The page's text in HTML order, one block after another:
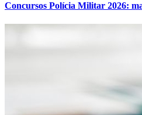
Concursos Polícia Militar 2026: